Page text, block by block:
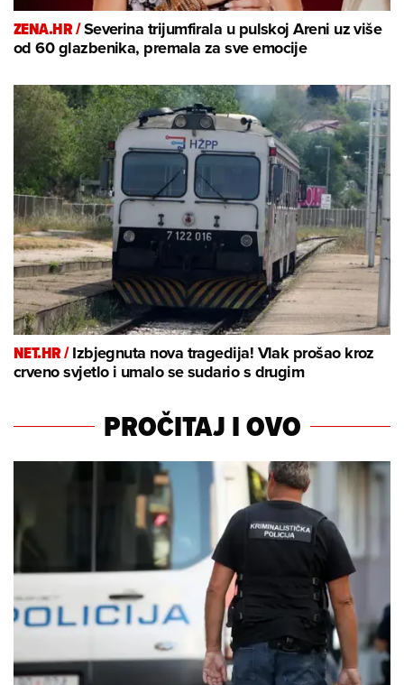
ZENA.HR /Severina trijumfirala u pulskoj Areni uz više
od 60 glazbenika, premala za sve emocije
NET.HR /Izbjegnuta nova tragedija! Vlak prošao kroz
crveno svjetlo i umalo se sudario s drugim
PROČITAJ I OVO